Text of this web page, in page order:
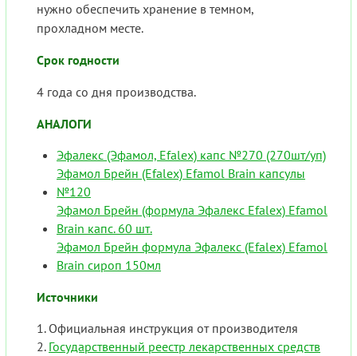
нужно обеспечить хранение в темном,
прохладном месте.
Срок годности
4 года со дня производства.
АНАЛОГИ
Эфалекс (Эфамол, Efalex) капс №270 (270шт/уп)
Эфамол Брейн (Efalex) Efamol Brain капсулы
№120
Эфамол Брейн (формула Эфалекс Efalex) Efamol
Brain капс. 60 шт.
Эфамол Брейн формула Эфалекс (Efalex) Efamol
Brain сироп 150мл
Источники
Официальная инструкция от производителя
Государственный реестр лекарственных средств